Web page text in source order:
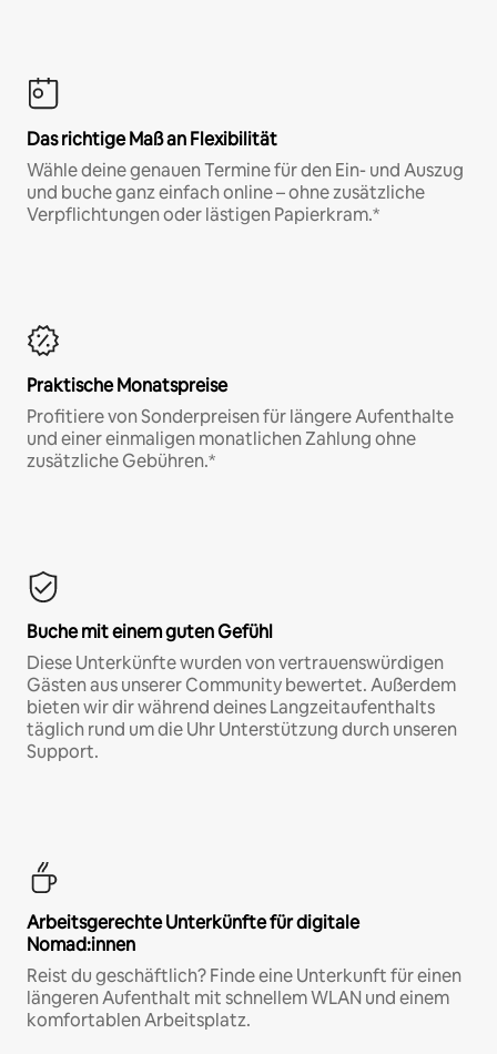
Das richtige Maß an Flexibilität
Wähle deine genauen Termine für den Ein- und Auszug
und buche ganz einfach online – ohne zusätzliche
Verpflichtungen oder lästigen Papierkram.*
Praktische Monatspreise
Profitiere von Sonderpreisen für längere Aufenthalte
und einer einmaligen monatlichen Zahlung ohne
zusätzliche Gebühren.*
Buche mit einem guten Gefühl
Diese Unterkünfte wurden von vertrauenswürdigen
Gästen aus unserer Community bewertet. Außerdem
bieten wir dir während deines Langzeitaufenthalts
täglich rund um die Uhr Unterstützung durch unseren
Support.
Arbeitsgerechte Unterkünfte für digitale
Nomad:innen
Reist du geschäftlich? Finde eine Unterkunft für einen
längeren Aufenthalt mit schnellem WLAN und einem
komfortablen Arbeitsplatz.